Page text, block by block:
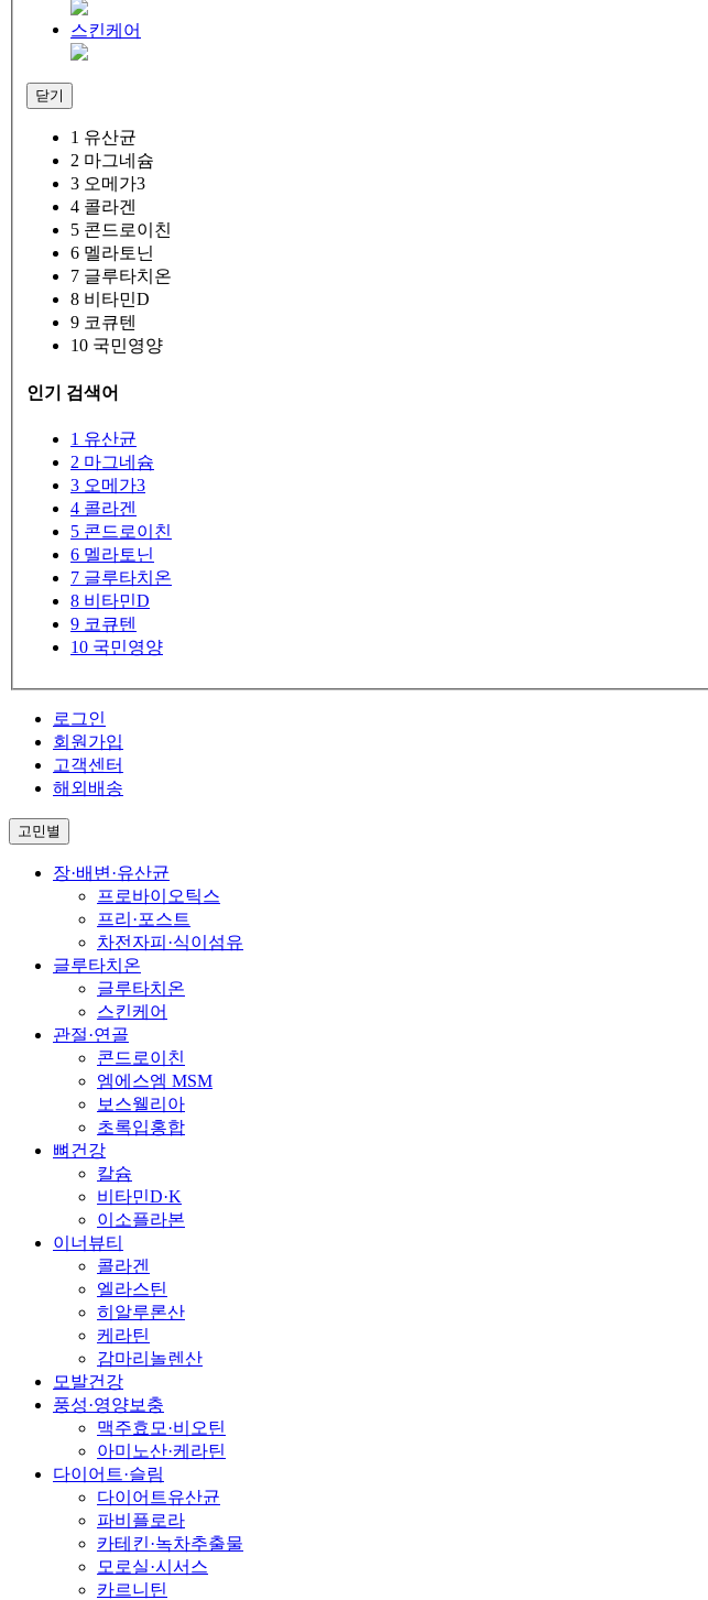
스킨케어
닫기
1 유산균
2 마그네슘
3 오메가3
4 콜라겐
5 콘드로이친
6 멜라토닌
7 글루타치온
8 비타민D
9 코큐텐
10 국민영양
인기 검색어
1 유산균
2 마그네슘
3 오메가3
4 콜라겐
5 콘드로이친
6 멜라토닌
7 글루타치온
8 비타민D
9 코큐텐
10 국민영양
로그인
회원가입
고객센터
해외배송
고민별
장·배변·유산균
프로바이오틱스
프리·포스트
차전자피·식이섬유
글루타치온
글루타치온
스킨케어
관절·연골
콘드로이친
엠에스엠 MSM
보스웰리아
초록입홍합
뼈건강
칼슘
비타민D·K
이소플라본
이너뷰티
콜라겐
엘라스틴
히알루론산
케라틴
감마리놀렌산
모발건강
풍성·영양보충
맥주효모·비오틴
아미노산·케라틴
다이어트·슬림
다이어트유산균
파비플로라
카테킨·녹차추출물
모로실·시서스
카르니틴